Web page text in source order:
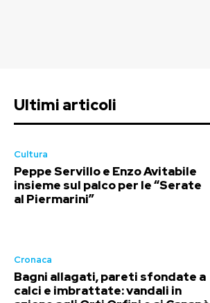
Ultimi articoli
Cultura
Peppe Servillo e Enzo Avitabile
insieme sul palco per le “Serate
al Piermarini”
Cronaca
Bagni allagati, pareti sfondate a
calci e imbrattate: vandali in